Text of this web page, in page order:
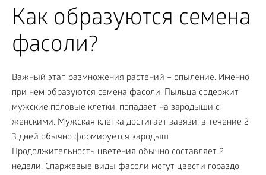
Как образуются семена
фасоли?
Важный этап размножения растений – опыление. Именно
при нем образуются семена фасоли. Пыльца содержит
мужские половые клетки, попадает на зародыши с
женскими. Мужская клетка достигает завязи, в течение 2-
3 дней обычно формируется зародыш.
Продолжительность цветения обычно составляет 2
недели. Спаржевые виды фасоли могут цвести гораздо